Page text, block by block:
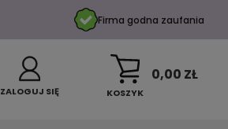
Firma godna zaufania
ZALOGUJ SIĘ KOSZYK
0,00 ZŁ